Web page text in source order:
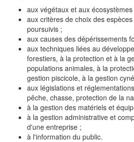
aux végétaux et aux
aux critères de choix des
poursuivis ;
aux causes des dépérissements
aux techniques liées au
forestiers, à la protection et à la
populations animales, à la
gestion piscicole, à la gestion
aux législations et
pêche, chasse, protection de la
à la gestion des matériels et
à la gestion administrative et
d'une entreprise ;
à l'information du public.